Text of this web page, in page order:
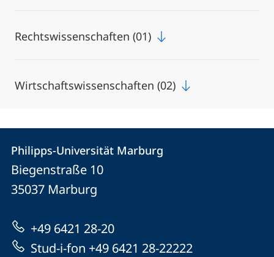
Rechtswissenschaften (01)
Wirtschaftswissenschaften (02)
Kontakt
und
Informationen
zur
Website
Kontaktinformationen
Philipps-
Universität
Marburg
Philipps-Universität Marburg
Biegenstraße 10
35037 Marburg
+49 6421 28-20
Stud-i-fon +49 6421 28-22222